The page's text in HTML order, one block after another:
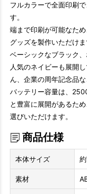
フルカラーで全面印刷
す。
端まで印刷が可能なた
グッズを製作いただけま
ベーシックなブラック
人気のネイビーも展開
ん、企業の周年記念品
バッテリー容量は、
と豊富に展開があるた
選びいただけます。
商品仕様
本体サイズ
素材